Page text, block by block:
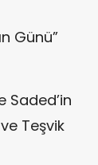
Günü”
Saded’in
Teşvik